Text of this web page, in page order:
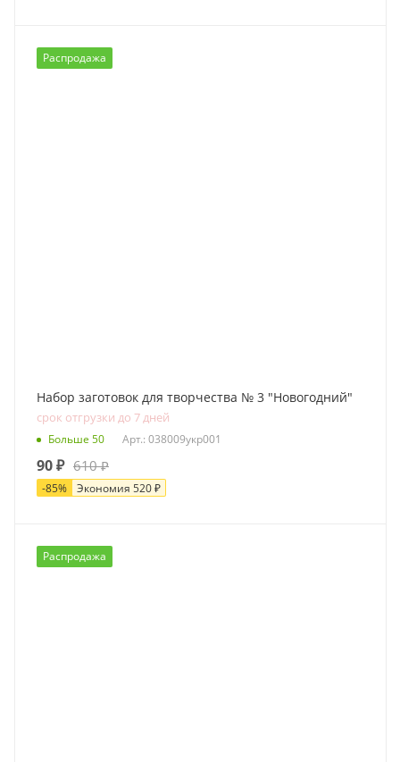
Распродажа
Набор заготовок для творчества № 3 "Новогодний"
срок отгрузки до 7 дней
Больше 50 Арт.: 038009укр001
90₽ 610₽
-85% Экономия 520₽
Распродажа